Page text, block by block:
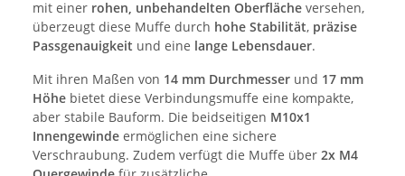
mit einer rohen, unbehandelten Oberfläche versehen,
überzeugt diese Muffe durch hohe Stabilität, präzise
Passgenauigkeit und eine lange Lebensdauer.
Mit ihren Maßen von 14 mm Durchmesser und 17 mm
Höhe bietet diese Verbindungsmuffe eine kompakte,
aber stabile Bauform. Die beidseitigen M10x1
Innengewinde ermöglichen eine sichere
Verschraubung. Zudem verfügt die Muffe über 2x M4